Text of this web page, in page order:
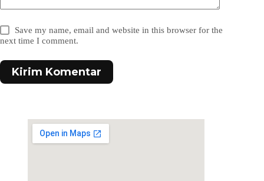
Save my name, email and website in this browser for the
next time I comment.
Kirim Komentar